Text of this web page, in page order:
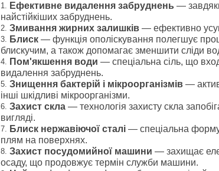
Ефективне видалення забруднень —
найстійкіших забруднень.
Змивання жирних залишків — ефективно
Блиск — функція ополіскування полегшує
блискучим, а також допомагає зменшити сліди
Пом'якшення води — спеціальна сіль, що
видалення забруднень.
Знищення бактерій і мікроорганізмів —
інші шкідливі мікроорганізми.
Захист скла — технологія захисту скла
вигляді.
Блиск нержавіючої сталі — спеціальна
плям на поверхнях.
Захист посудомийної машини — захищає
осаду, що продовжує термін служби машини.